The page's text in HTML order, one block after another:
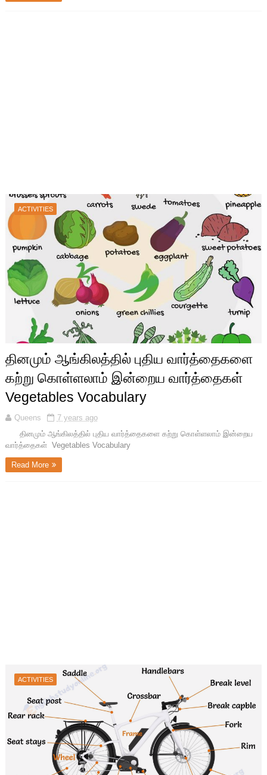
ACTIVITIES
தினமும் ஆங்கிலத்தில் புதிய வார்த்தைகளை
கற்று கொள்ளலாம் இன்றைய வார்த்தைகள்
Vegetables Vocabulary
Queens
7 years ago
தினமும் ஆங்கிலத்தில் புதிய வார்த்தைகளை கற்று கொள்ளலாம் இன்றைய
வார்த்தைகள் Vegetables Vocabulary
Read More
ACTIVITIES